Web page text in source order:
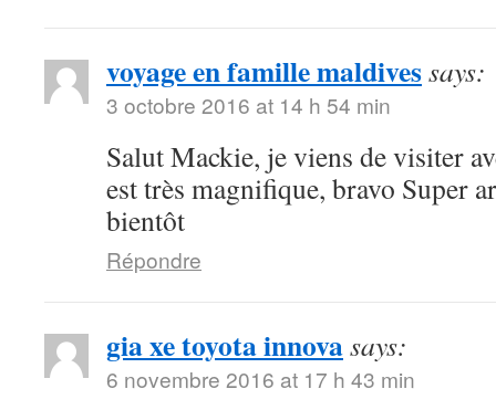
voyage en famille maldivessays:
3 octobre 2016 at 14 h 54 min
Salut Mackie, je viens de visiter
est très magnifique, bravo Super
bientôt
Répondre
gia xe toyota innovasays:
6 novembre 2016 at 17 h 43 min